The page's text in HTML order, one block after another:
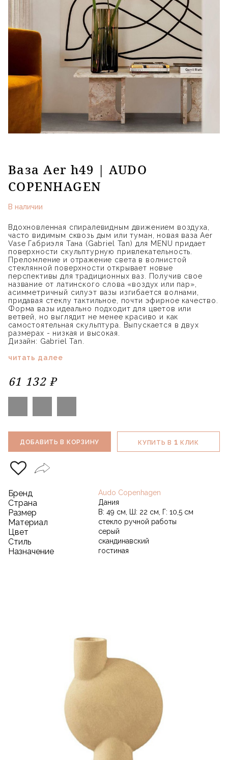
Ваза Aer h49 | AUDO
COPENHAGEN
В наличии
Вдохновленная спиралевидным движением воздуха,
часто видимым сквозь дым или туман, новая ваза Aer
Vase Габриэля Тана (Gabriel Tan) для MENU придает
поверхности скульптурную привлекательность.
Преломление и отражение света в волнистой
стеклянной поверхности открывает новые
перспективы для традиционных ваз. Получив свое
название от латинского слова «воздух или пар»,
асимметричный силуэт вазы изгибается волнами,
придавая стеклу тактильное, почти эфирное качество.
Форма вазы идеально подходит для цветов или
ветвей, но выглядит не менее красиво и как
самостоятельная скульптура. Выпускается в двух
размерах - низкая и высокая.
Дизайн: Gabriel Tan.
читать далее
61 132 ₽
ДОБАВИТЬ В КОРЗИНУ КУПИТЬ В 1 КЛИК
Бренд Audo Copenhagen
Страна Дания
Размер В: 49 см, Ш: 22 см, Г: 10,5 см
Материал стекло ручной работы
Цвет серый
Стиль скандинавский
Назначение гостиная